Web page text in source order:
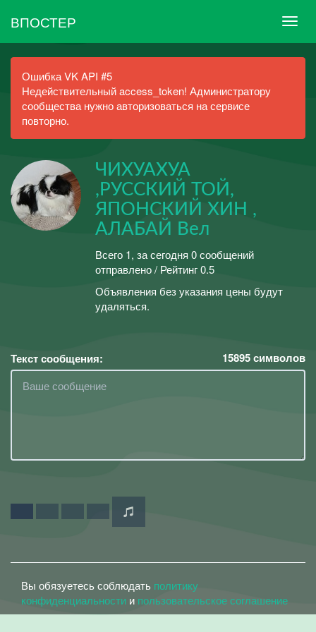
ВПОСТЕР
Ошибка VK API #5
Недействительный access_token! Администратору
сообщества нужно авторизоваться на сервисе
повторно.
ЧИХУАХУА
,РУССКИЙ ТОЙ,
ЯПОНСКИЙ ХИН ,
АЛАБАЙ Вел
Всего 1, за сегодня 0 сообщений
отправлено / Рейтинг 0.5
Объявления без указания цены будут
удаляться.
Текст сообщения: 15895символов
Вы обязуетесь соблюдать политику
конфиденциальности и пользовательское соглашение